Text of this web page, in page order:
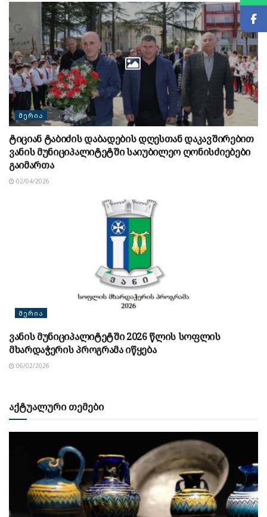
ᲛᲔᲠᲘᲐ
ტიციან ტაბიძის დაბადების დღესთან დაკავშირებით
ვანის მუნიციპალიტეტში საიუბილეო ღონისძიებები
გაიმართა
02/04/2026
ᲛᲔᲠᲘᲐ
ვანის მუნიციპალიტეტში 2026 წლის სოფლის
მხარდაჭერის პროგრამა იწყება
06/02/2026
აქტუალური თემები